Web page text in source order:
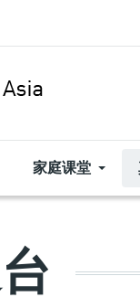
家庭课堂